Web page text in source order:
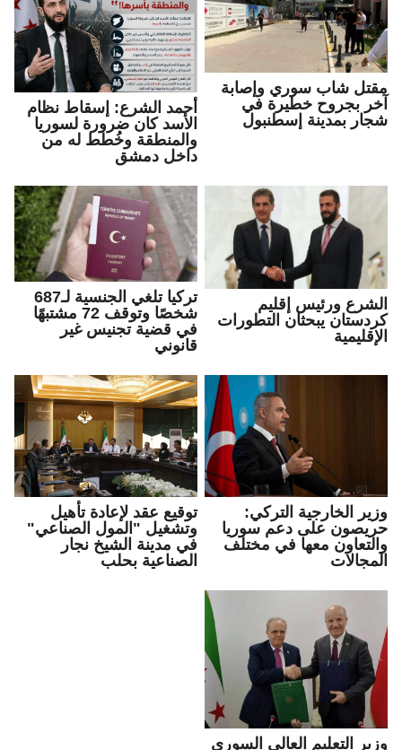
مقتل شاب سوري وإصابة
آخر بجروح خطيرة في
شجار بمدينة إسطنبول
أحمد الشرع: إسقاط نظام
الأسد كان ضرورة لسوريا
والمنطقة وخُطط له من
داخل دمشق
الشرع ورئيس إقليم
كردستان يبحثان التطورات
الإقليمية
تركيا تلغي الجنسية لـ687
شخصًا وتوقف 72 مشتبهًا
في قضية تجنيس غير
قانوني
وزير الخارجية التركي:
حريصون على دعم سوريا
والتعاون معها في مختلف
المجالات
توقيع عقد لإعادة تأهيل
وتشغيل "المول الصناعي"
في مدينة الشيخ نجار
الصناعية بحلب
وزير التعليم العالي السوري